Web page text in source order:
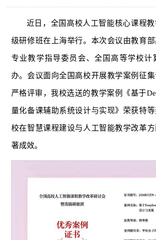
近日，全国高校人工智能核心课程
级研修班在上海举行。本次会议由教育
专业教学指导委员会、全国高等学校计
办。会议面向全国高校开展教学案例征
严格评审，我校选送的教学案例《基于
量化备课辅助系统设计与实现》荣获特
校在智慧课程建设与人工智能教学改革
著成效。